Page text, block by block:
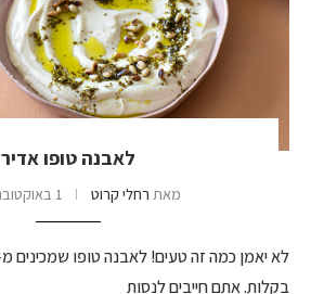
לאבנה טופו אדיר
מאת רחלי קרוט 1 באוקטובר 2024
בקלות. אתם חייבים לנסות